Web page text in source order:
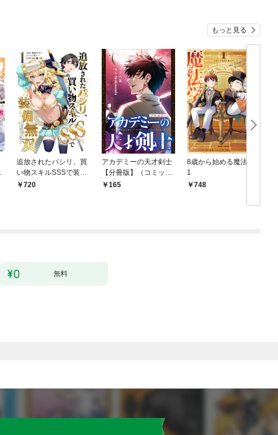
もっと見る
追放されたパシリ、買
い物スキルSSSで装備
無双 ～買ったモノを
720
アカデミーの天才剣士
【分冊版】（コミッ
ク） １話【フルカラ
165
8歳から始める魔法学
1
748
無料